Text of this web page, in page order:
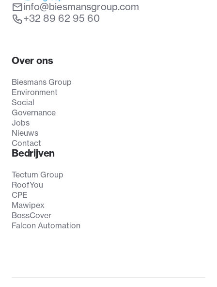
info@biesmansgroup.com
+32 89 62 95 60
Over ons
Biesmans Group
Environment
Social
Governance
Jobs
Nieuws
Contact
Bedrijven
Tectum Group
RoofYou
CPE
Mawipex
BossCover
Falcon Automation